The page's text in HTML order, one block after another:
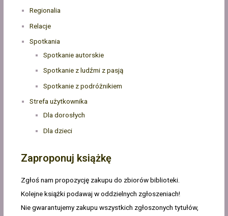
Regionalia
Relacje
Spotkania
Spotkanie autorskie
Spotkanie z ludźmi z pasją
Spotkanie z podróżnikiem
Strefa użytkownika
Dla dorosłych
Dla dzieci
Zaproponuj książkę
Zgłoś nam propozycję zakupu do zbiorów biblioteki.
Kolejne książki podawaj w oddzielnych zgłoszeniach!
Nie gwarantujemy zakupu wszystkich zgłoszonych tytułów,